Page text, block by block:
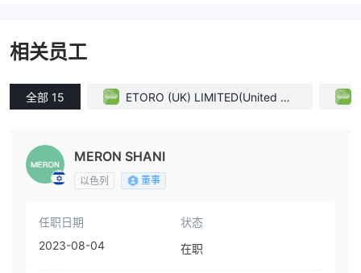
相关员工
全部 15
ETORO (UK) LIMITED(United Kin
MERON SHANI
以色列 董事
任职日期
2023-08-04
状态
在职